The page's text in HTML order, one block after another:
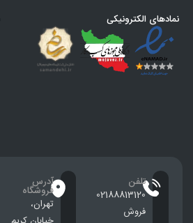
نمادهای الکترونیکی
تلفن
02188813120
فروش
آدرس
فروشگاه
تهران،